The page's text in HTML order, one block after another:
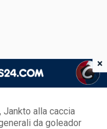
Jankto alla caccia
da goleador
×